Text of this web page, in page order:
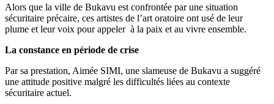
Alors que la ville de Bukavu est confrontée par une situation
sécuritaire précaire, ces artistes de l’art oratoire ont usé de leur
plume et leur voix pour appeler à la paix et au vivre ensemble.
La constance en période de crise
Par sa prestation, Aimée SIMI, une slameuse de Bukavu a suggéré
une attitude positive malgré les difficultés liées au contexte
sécuritaire actuel.